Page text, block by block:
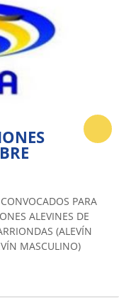
PARA
ALEVINES DE
(ALEVÍN
MASCULINO)